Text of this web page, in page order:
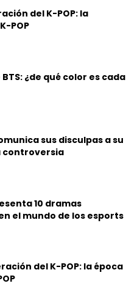
del K-POP: la
POP
¿de qué color es cada
sus disculpas a su
controversia
10 dramas
el mundo de los esports
del K-POP: la época